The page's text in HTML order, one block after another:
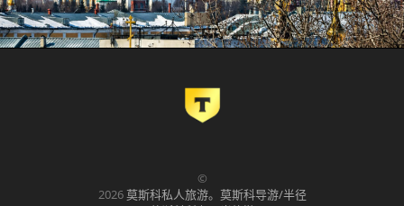
©
2026莫斯科私人旅游。莫斯科导游/半径